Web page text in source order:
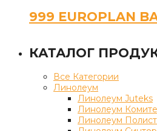
999 EUROPLAN
КАТАЛОГ
Все Категории
Линолеум
Линолеум Juteks
Линолеум
Линолеум